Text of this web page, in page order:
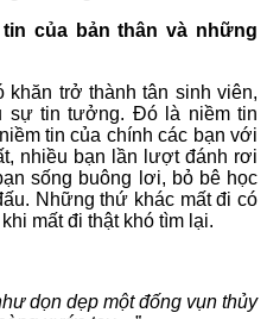
của bản thân và những
trở thành tân sinh viên,
sự tin tưởng. Đó là niềm tin
tin của chính các bạn với
nhiều bạn lần lượt đánh rơi
sống buông lơi, bỏ bê học
Những thứ khác mất đi có
mất đi thật khó tìm lại.
dọn dẹp một đống vụn thủy